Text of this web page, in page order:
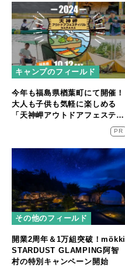
キャンプのフィールド
今年も福島県楢葉町にて開催！
大人も子供も気軽に楽しめる
「天神岬アウトドアフェスティ
PR
その他のフィールド
開業2周年＆1万組突破！mökki
STARDUST GLAMPING阿智
村の特別キャンペーン開始